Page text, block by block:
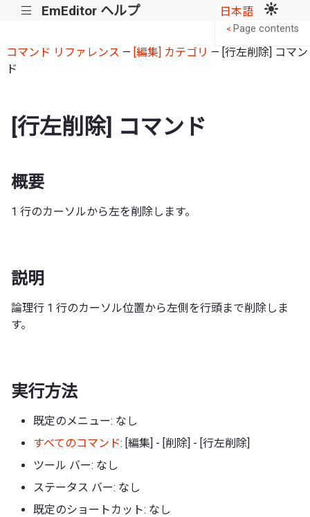
||| EmEditor ヘルプ 日本語
コマンド リファレンス — [編集] カテゴリ — [行左削除] コマン
ド
[行左削除] コマンド
概要
1 行のカーソルから左を削除します。
説明
論理行 1 行のカーソル位置から左側を行頭まで削除しま
す。
実行方法
既定のメニュー: なし
すべてのコマンド: [編集] - [削除] - [行左削除]
ツール バー: なし
ステータス バー: なし
既定のショートカット: なし
< Page contents